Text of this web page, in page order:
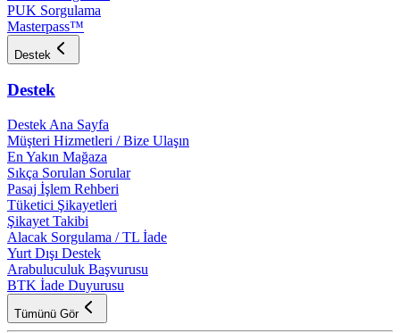
PUK Sorgulama
Masterpass™
Destek
Destek
Destek Ana Sayfa
Müşteri Hizmetleri / Bize Ulaşın
En Yakın Mağaza
Sıkça Sorulan Sorular
Pasaj İşlem Rehberi
Tüketici Şikayetleri
Şikayet Takibi
Alacak Sorgulama / TL İade
Yurt Dışı Destek
Arabuluculuk Başvurusu
BTK İade Duyurusu
Tümünü Gör